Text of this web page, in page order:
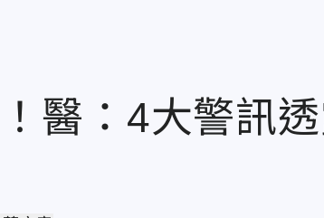
醫：4大警訊